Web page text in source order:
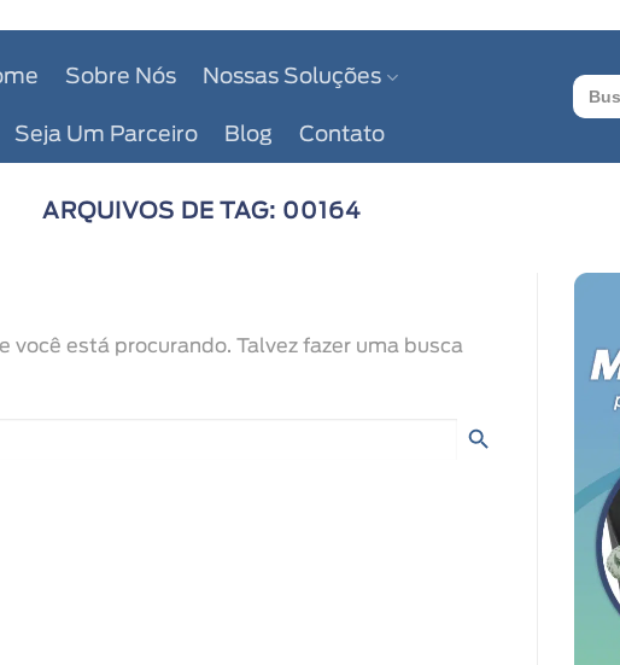
Sobre Nós Nossas Soluções
Seja Um Parceiro Blog Contato
Search
for:
ARQUIVOS DE TAG: 00164
você está procurando. Talvez fazer uma busca